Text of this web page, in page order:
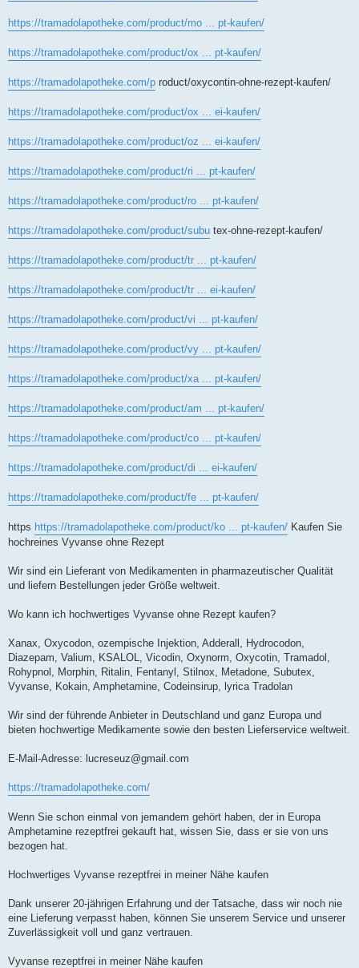
https://tramadolapotheke.com/product/mo ... pt-kaufen/
https://tramadolapotheke.com/product/ox ... pt-kaufen/
https://tramadolapotheke.com/p roduct/oxycontin-ohne-rezept-kaufen/
https://tramadolapotheke.com/product/ox ... ei-kaufen/
https://tramadolapotheke.com/product/oz ... ei-kaufen/
https://tramadolapotheke.com/product/ri ... pt-kaufen/
https://tramadolapotheke.com/product/ro ... pt-kaufen/
https://tramadolapotheke.com/product/subu tex-ohne-rezept-kaufen/
https://tramadolapotheke.com/product/tr ... pt-kaufen/
https://tramadolapotheke.com/product/tr ... ei-kaufen/
https://tramadolapotheke.com/product/vi ... pt-kaufen/
https://tramadolapotheke.com/product/vy ... pt-kaufen/
https://tramadolapotheke.com/product/xa ... pt-kaufen/
https://tramadolapotheke.com/product/am ... pt-kaufen/
https://tramadolapotheke.com/product/co ... pt-kaufen/
https://tramadolapotheke.com/product/di ... ei-kaufen/
https://tramadolapotheke.com/product/fe ... pt-kaufen/
https https://tramadolapotheke.com/product/ko ... pt-kaufen/ Kaufen Sie
hochreines Vyvanse ohne Rezept
Wir sind ein Lieferant von Medikamenten in pharmazeutischer Qualität
und liefern Bestellungen jeder Größe weltweit.
Wo kann ich hochwertiges Vyvanse ohne Rezept kaufen?
Xanax, Oxycodon, ozempische Injektion, Adderall, Hydrocodon,
Diazepam, Valium, KSALOL, Vicodin, Oxynorm, Oxycotin, Tramadol,
Rohypnol, Morphin, Ritalin, Fentanyl, Stilnox, Metadone, Subutex,
Vyvanse, Kokain, Amphetamine, Codeinsirup, lyrica Tradolan
Wir sind der führende Anbieter in Deutschland und ganz Europa und
bieten hochwertige Medikamente sowie den besten Lieferservice weltweit.
E-Mail-Adresse: lucreseuz@gmail.com
https://tramadolapotheke.com/
Wenn Sie schon einmal von jemandem gehört haben, der in Europa
Amphetamine rezeptfrei gekauft hat, wissen Sie, dass er sie von uns
bezogen hat.
Hochwertiges Vyvanse rezeptfrei in meiner Nähe kaufen
Dank unserer 20-jährigen Erfahrung und der Tatsache, dass wir noch nie
eine Lieferung verpasst haben, können Sie unserem Service und unserer
Zuverlässigkeit voll und ganz vertrauen.
Vyvanse rezeptfrei in meiner Nähe kaufen